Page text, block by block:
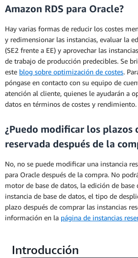
Amazon RDS para Oracle?
Hay varias formas de reducir los costes
y redimensionar las instancias, evaluar la
(SE2 frente a EE) y aprovechar las
de trabajo de producción predecibles. Se
este blog sobre optimización de costes.
póngase en contacto con su equipo de
atención al cliente, quienes le ayudarán a
datos en términos de costes y rendimiento.
¿Puedo modificar los plazos
reservada después de la
No, no se puede modificar una instancia
para Oracle después de la compra. No
motor de base de datos, la edición de base
instancia de base de datos, el tipo de
plazo después de comprar las instancias
información en la página de instancias
Introducción